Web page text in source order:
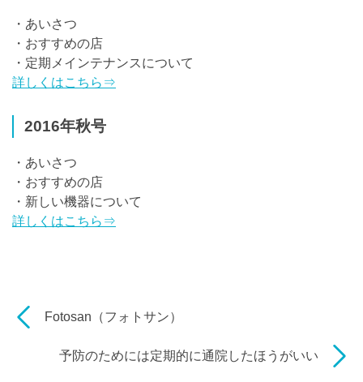
・あいさつ
・おすすめの店
・定期メインテナンスについて
詳しくはこちら⇒
2016年秋号
・あいさつ
・おすすめの店
・新しい機器について
詳しくはこちら⇒
Fotosan（フォトサン）
予防のためには定期的に通院したほうがいい